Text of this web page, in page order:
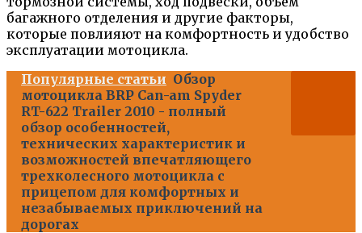
багажного отделения и другие факторы,
которые повлияют на комфортность и удобство
эксплуатации мотоцикла.
Популярные статьи Обзор
мотоцикла BRP Can-am Spyder
RT-622 Trailer 2010 - полный
обзор особенностей,
технических характеристик и
возможностей впечатляющего
трехколесного мотоцикла с
прицепом для комфортных и
незабываемых приключений на
дорогах